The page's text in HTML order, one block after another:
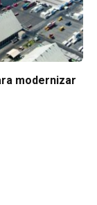
modernizar